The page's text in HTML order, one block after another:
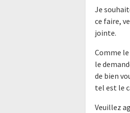
Je
ce faire,
jointe.
Comme
le
de bien
tel est le
Veuillez